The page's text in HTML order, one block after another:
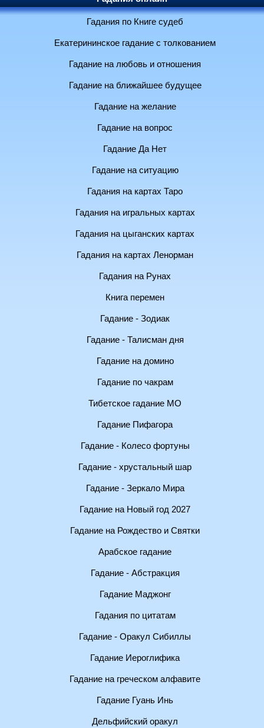
Гадания по Книге судеб
Екатерининское гадание с толкованием
Гадание на любовь и отношения
Гадание на ближайшее будущее
Гадание на желание
Гадание на вопрос
Гадание Да Нет
Гадание на ситуацию
Гадания на картах Таро
Гадания на игральных картах
Гадания на цыганских картах
Гадания на картах Ленорман
Гадания на Рунах
Книга перемен
Гадание - Зодиак
Гадание - Талисман дня
Гадание на домино
Гадание по чакрам
Тибетское гадание МО
Гадание Пифагора
Гадание - Колесо фортуны
Гадание - хрустальный шар
Гадание - Зеркало Мира
Гадание на Новый год 2027
Гадание на Рождество и Святки
Арабское гадание
Гадание - Абстракция
Гадание Маджонг
Гадания по цитатам
Гадание - Оракул Сибиллы
Гадание Иероглифика
Гадание на греческом алфавите
Гадание Гуань Инь
Дельфийский оракул